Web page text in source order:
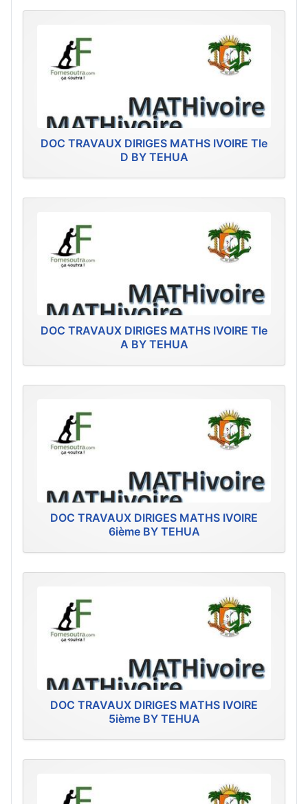
DOC TRAVAUX DIRIGES MATHS IVOIRE Tle
D BY TEHUA
DOC TRAVAUX DIRIGES MATHS IVOIRE Tle
A BY TEHUA
DOC TRAVAUX DIRIGES MATHS IVOIRE
6ième BY TEHUA
DOC TRAVAUX DIRIGES MATHS IVOIRE
5ième BY TEHUA